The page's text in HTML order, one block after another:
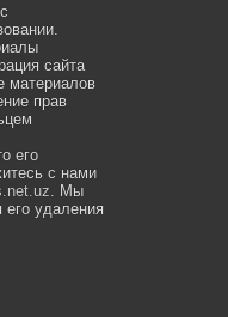
сайта
материалов
прав
его
с нами
. Мы
удаления